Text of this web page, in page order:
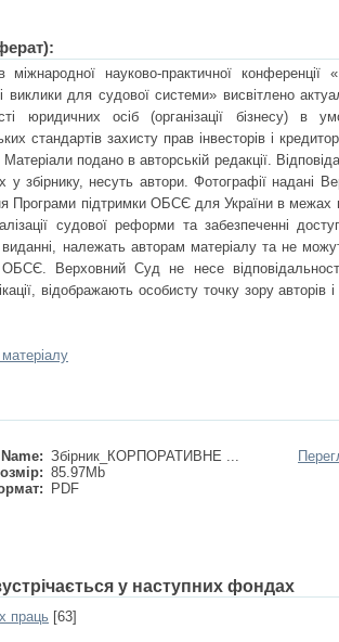
міжнародної науково-практичної
виклики для судової системи» висвітлено
юридичних осіб (організації бізнесу) в
стандартів захисту прав інвесторів і
подано в авторській редакції.
у збірнику, несуть автори. Фотографії надані
Програми підтримки ОБСЄ для України в межах
судової реформи та забезпеченні
виданні, належать авторам матеріалу та не
Верховний Суд не несе
відображають особисту точку зору
Name: Збірник_КОРПОРАТИВНЕ ...
85.97Mb
PDF
у наступних фондах
праць [63]